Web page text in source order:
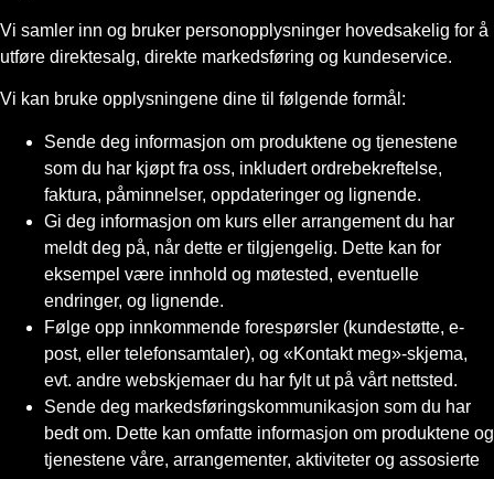
Vi samler inn og bruker personopplysninger hovedsakelig for å
utføre direktesalg, direkte markedsføring og kundeservice.
Vi kan bruke opplysningene dine til følgende formål:
Sende deg informasjon om produktene og tjenestene
som du har kjøpt fra oss, inkludert ordrebekreftelse,
faktura, påminnelser, oppdateringer og lignende.
Gi deg informasjon om kurs eller arrangement du har
meldt deg på, når dette er tilgjengelig. Dette kan for
eksempel være innhold og møtested, eventuelle
endringer, og lignende.
Følge opp innkommende forespørsler (kundestøtte, e-
post, eller telefonsamtaler), og «Kontakt meg»-skjema,
evt. andre webskjemaer du har fylt ut på vårt nettsted.
Sende deg markedsføringskommunikasjon som du har
bedt om. Dette kan omfatte informasjon om produktene og
tjenestene våre, arrangementer, aktiviteter og assosierte